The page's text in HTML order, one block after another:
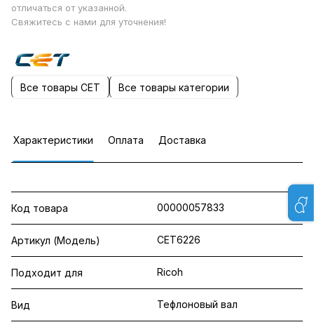
отличаться от указанной.
Свяжитесь с нами для уточнения!
Все товары CET Все товары категории
Характеристики Оплата Доставка
Код товара 00000057833
Артикул (Модель) CET6226
Подходит для Ricoh
Вид Тефлоновый вал